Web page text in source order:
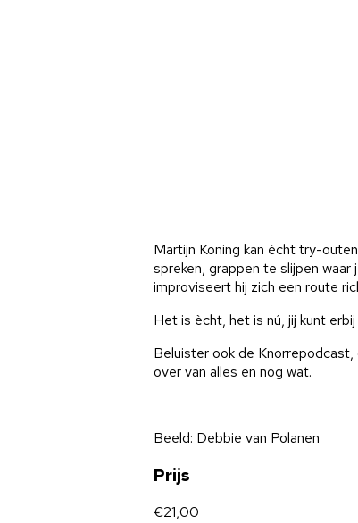
Martijn Koning kan écht try-
spreken, grappen te slijpen
improviseert hij zich een route
Het is ècht, het is nú, jij kunt
Beluister ook de Knorrepodcast,
over van alles en nog wat.
Beeld: Debbie van Polanen
Prijs
€21,00